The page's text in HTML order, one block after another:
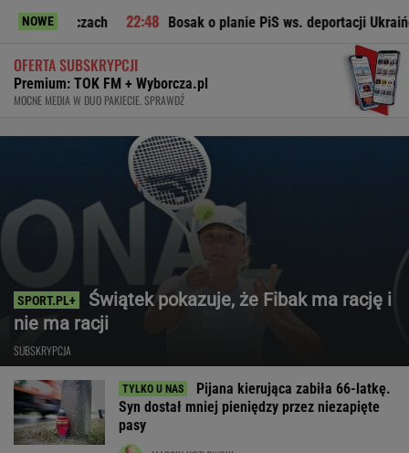
NOWE Bosak o planie PiS ws. deportacji Ukraińców:
OFERTA SUBSKRYPCJI
Premium: TOK FM + Wyborcza.pl
MOCNE MEDIA W DUO PAKIECIE. SPRAWDŹ
Świątek pokazuje, że Fibak ma rację i
nie ma racji
SUBSKRYPCJA
Pijana kierująca zabiła 66-latkę.
Syn dostał mniej pieniędzy przez niezapięte
pasy